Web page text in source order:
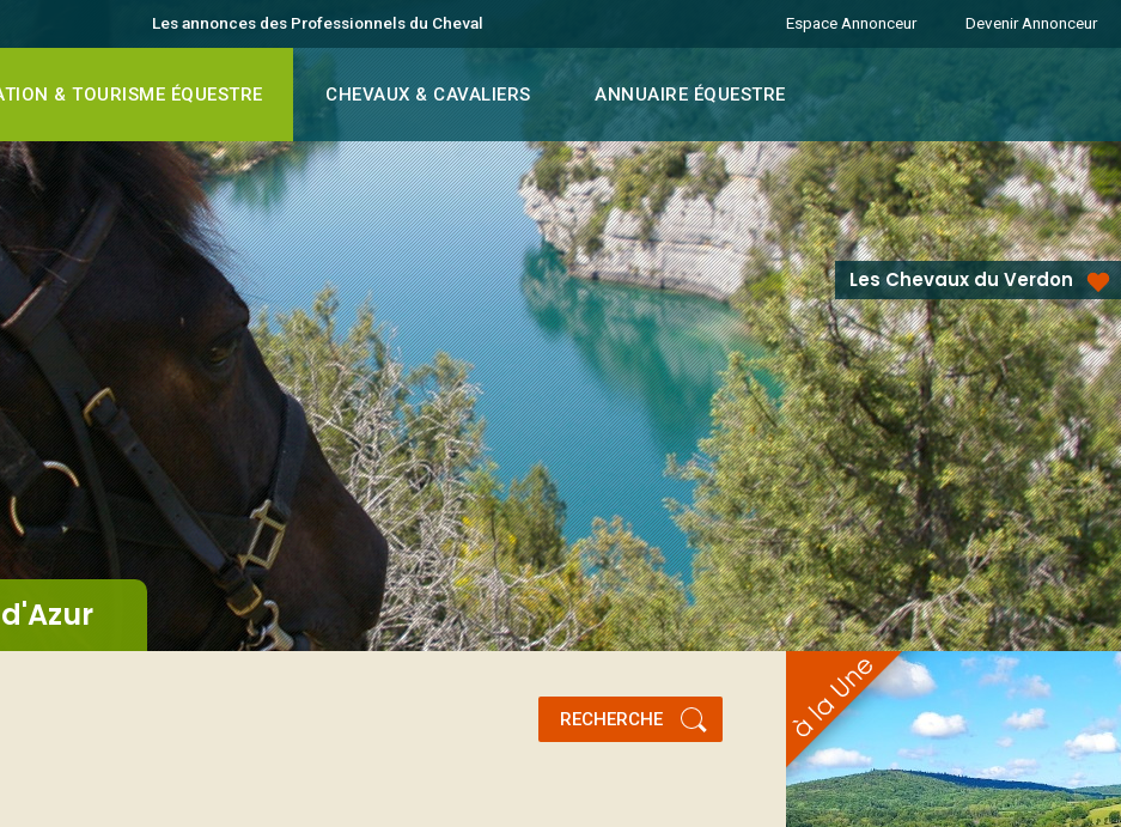
Les annonces des Professionnels du Cheval
& TOURISME ÉQUESTRE CHEVAUX & CAVALIERS ANNUAIRE ÉQUESTRE
Espace Annonceur Devenir Annonceur
Les Chevaux du Verdon
RECHERCHE